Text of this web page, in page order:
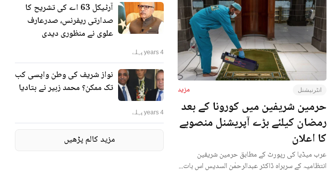
انٹرنیشنل مزید
حرمین شریفین میں کورونا کے بعد
رمضان کیلئے بڑے آپریشنل منصوبے
کا اعلان
عرب میڈیا کی رپورٹ کے مطابق حرمین شریفین
انتظامیہ کے سربراہ ڈاکٹر عبدالرحمٰن السدیس اس بات...
آرٹیکل 63 اے کی تشریح کا
صدارتی ریفرنس، صدرعارف
علوی نے منظوری دیدی
4 years پہلے
نواز شریف کی وطن واپسی کب
تک ممکن؟ محمد زبیر نے بتادیا
4 years پہلے
مزید کالم پڑھیں